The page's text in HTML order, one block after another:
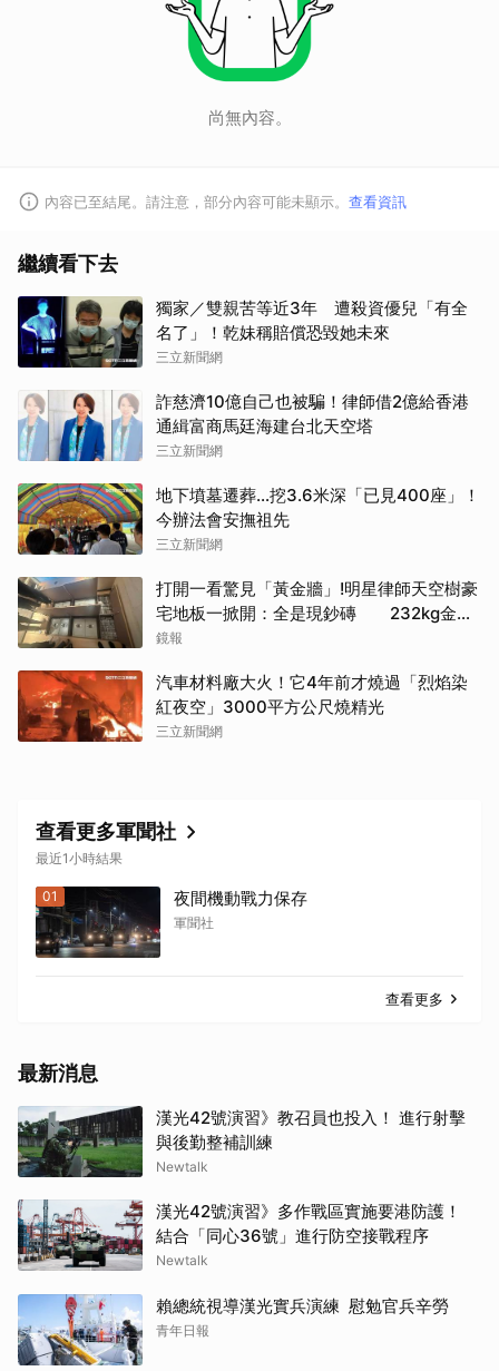
尚無內容。
內容已至結尾。請注意，部分內容可能未顯示。 查看資訊
繼續看下去
獨家／雙親苦等近3年 遭殺資優兒「有全
名了」！乾妹稱賠償恐毀她未來
三立新聞網
詐慈濟10億自己也被騙！律師借2億給香港
通緝富商馬廷海建台北天空塔
三立新聞網
地下墳墓遷葬…挖3.6米深「已見400座」！
今辦法會安撫祖先
三立新聞網
打開一看驚見「黃金牆」!明星律師天空樹豪
宅地板一掀開：全是現鈔磚 232kg金山
震撼影像曝
鏡報
汽車材料廠大火！它4年前才燒過「烈焰染
紅夜空」3000平方公尺燒精光
三立新聞網
查看更多軍聞社
最近1小時結果
01 夜間機動戰力保存
軍聞社
查看更多
最新消息
漢光42號演習》教召員也投入！ 進行射擊
與後勤整補訓練
Newtalk
漢光42號演習》多作戰區實施要港防護！
結合「同心36號」進行防空接戰程序
Newtalk
賴總統視導漢光實兵演練 慰勉官兵辛勞
青年日報